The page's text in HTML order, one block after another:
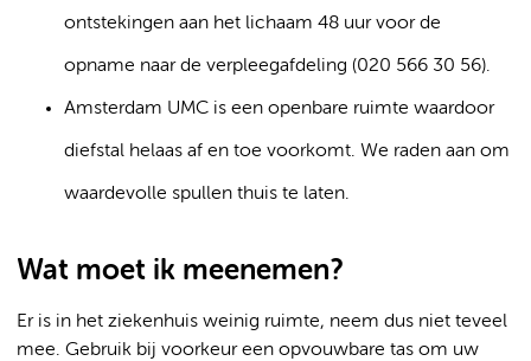
ontstekingen aan het lichaam 48 uur voor de
opname naar de verpleegafdeling (020 566 30 56).
Amsterdam UMC is een openbare ruimte waardoor
diefstal helaas af en toe voorkomt. We raden aan om
waardevolle spullen thuis te laten.
Wat moet ik meenemen?
Er is in het ziekenhuis weinig ruimte, neem dus niet teveel
mee. Gebruik bij voorkeur een opvouwbare tas om uw